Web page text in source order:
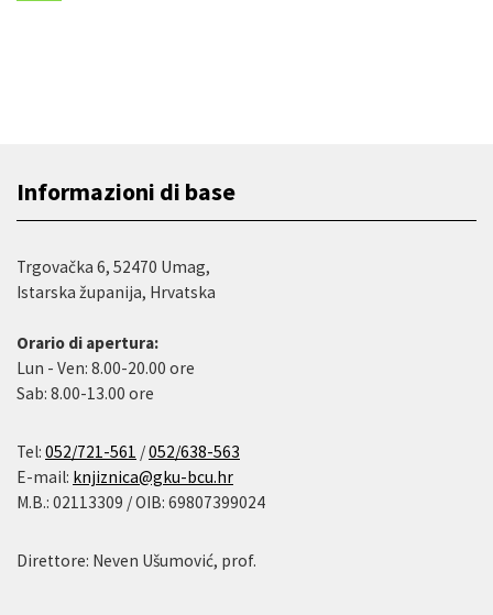
Informazioni di base
Trgovačka 6, 52470 Umag,
Istarska županija, Hrvatska
Orario di apertura:
Lun - Ven: 8.00-20.00 ore
Sab: 8.00-13.00 ore
Tel: 052/721-561 /052/638-563
E-mail: knjiznica@gku-bcu.hr
M.B.: 02113309 / OIB: 69807399024
Direttore: Neven Ušumović, prof.